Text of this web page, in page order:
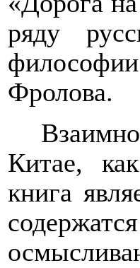
ряду
Фролова.
Китае,
книга